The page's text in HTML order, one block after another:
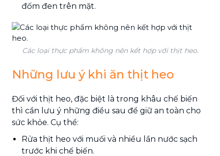
đốm đen trên mặt.
Các loại thực phẩm không nên kết hợp với thịt heo.
Những lưu ý khi ăn thịt heo
Đối với thịt heo, đặc biệt là trong khâu chế biến
thì cần lưu ý những điều sau để giữ an toàn cho
sức khỏe. Cụ thể:
Rửa thịt heo với muối và nhiều lần nước sạch
trước khi chế biến.